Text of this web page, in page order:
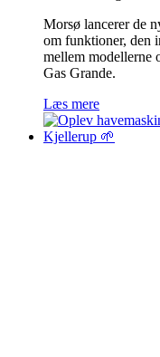
Morsø lancerer de
om funktioner, den
mellem modellerne
Gas Grande.
Læs mere